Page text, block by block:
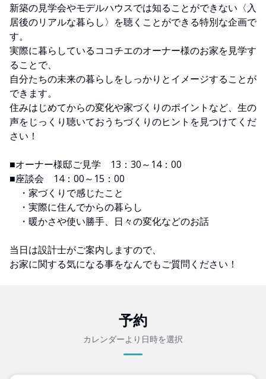
新築の見学会やモデルハウスでは知ることができない〈入
居後のリアルな暮らし〉を聴くことができる特別な企画で
す。
実際に暮らしているココチエのオーナー様のお家を見学す
ることで、
自分たちの未来の暮らしをしっかりとイメージすることが
できます。
住みはじめてからの変化や家づくりのポイントなど、生の
声をじっくり聴いておうちづくりのヒントを見つけてくだ
さい！
■オーナー様邸ご見学 13：30～14：00
■座談会 14：00～15：00
・家づくりで感じたこと
・実際に住んでからの暮らし
・暖かさや使い勝手、日々の変化などのお話
当日は設計士がご案内しますので、
お家に関する気になる事をなんでもご質問ください！
予約
カレンダーより日時を選択